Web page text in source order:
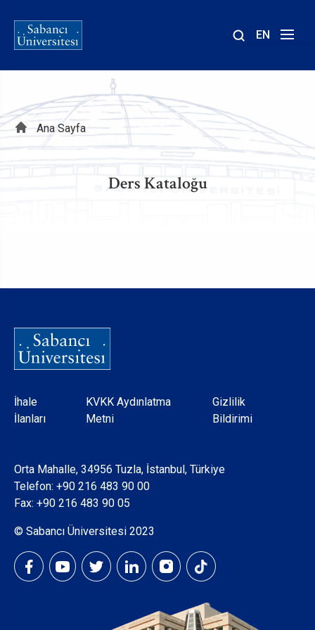
EN
Sayfa
yolu
Ana Sayfa
Ders Kataloğu
Dipnot
İhale
İlanları
KVKK Aydınlatma
Metni
Gizlilik
Bildirimi
Orta Mahalle, 34956 Tuzla, İstanbul, Türkiye
Telefon: +90 216 483 90 00
Fax: +90 216 483 90 05
© Sabancı Üniversitesi 2023